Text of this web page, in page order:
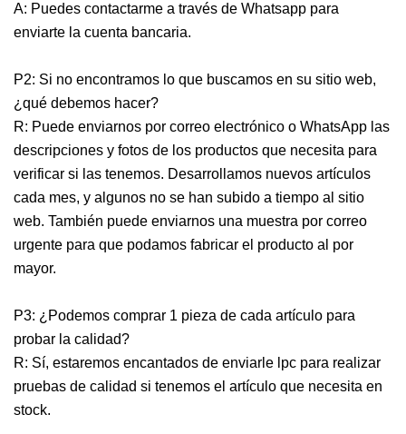
A: Puedes contactarme a través de Whatsapp para
enviarte la cuenta bancaria.
P2: Si no encontramos lo que buscamos en su sitio web,
¿qué debemos hacer?
R: Puede enviarnos por correo electrónico o WhatsApp las
descripciones y fotos de los productos que necesita para
verificar si las tenemos. Desarrollamos nuevos artículos
cada mes, y algunos no se han subido a tiempo al sitio
web. También puede enviarnos una muestra por correo
urgente para que podamos fabricar el producto al por
mayor.
P3: ¿Podemos comprar 1 pieza de cada artículo para
probar la calidad?
R: Sí, estaremos encantados de enviarle lpc para realizar
pruebas de calidad si tenemos el artículo que necesita en
stock.